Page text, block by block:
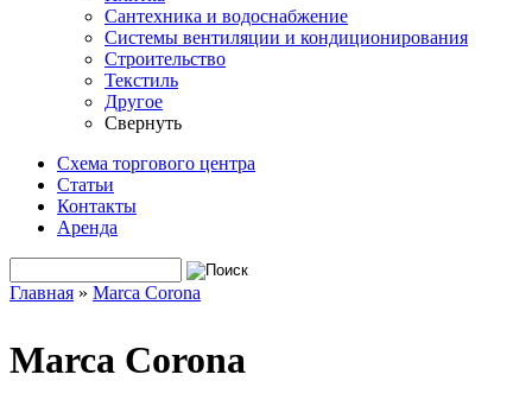
Сантехника и водоснабжение
Системы вентиляции и кондиционирования
Строительство
Текстиль
Другое
Свернуть
Схема торгового центра
Статьи
Контакты
Аренда
Форма поиска
Главная » Marca Corona
Marca Corona